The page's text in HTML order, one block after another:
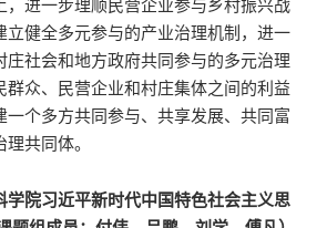
，进一步理顺民营企业参与乡村振兴战
立健全多元参与的产业治理机制，进一
庄社会和地方政府共同参与的多元治理
群众、民营企业和村庄集体之间的利益
一个多方共同参与、共享发展、共同富
共同体。
学院习近平新时代中国特色社会主义思